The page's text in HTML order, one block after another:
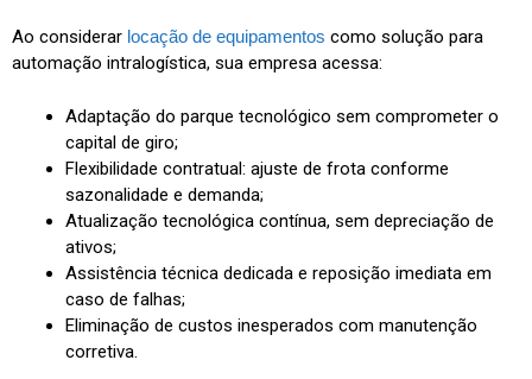
Ao considerar locação de equipamentos como solução para
automação intralogística, sua empresa acessa:
Adaptação do parque tecnológico sem comprometer o
capital de giro;
Flexibilidade contratual: ajuste de frota conforme
sazonalidade e demanda;
Atualização tecnológica contínua, sem depreciação de
ativos;
Assistência técnica dedicada e reposição imediata em
caso de falhas;
Eliminação de custos inesperados com manutenção
corretiva.